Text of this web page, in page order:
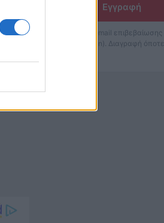
Εγγραφή
Θα λάβετε email επιβεβαίωσης
(double opt-in). Διαγραφή όποτε